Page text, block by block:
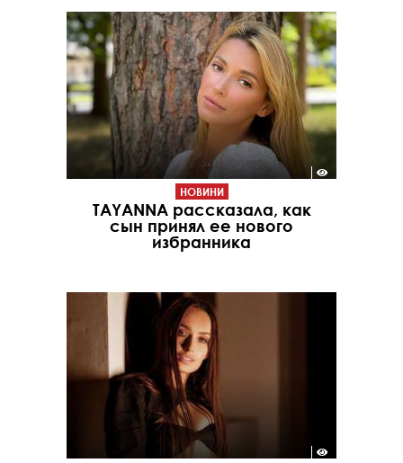
НОВИНИ
TAYANNA рассказала, как
сын принял ее нового
избранника